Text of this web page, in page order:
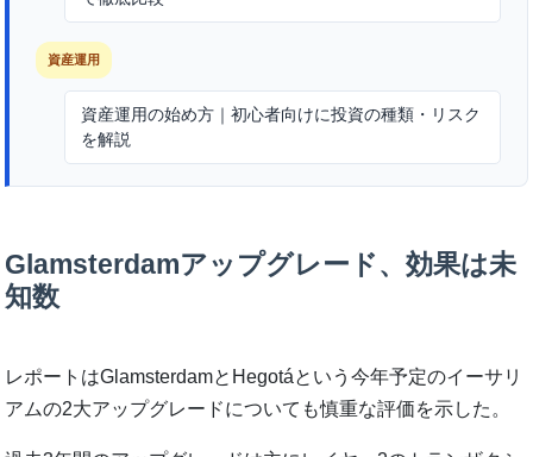
資産運用
資産運用の始め方｜初心者向けに投資の種類・リスク
を解説
Glamsterdamアップグレード、効果は未
知数
レポートはGlamsterdamとHegotáという今年予定のイーサリ
アムの2大アップグレードについても慎重な評価を示した。